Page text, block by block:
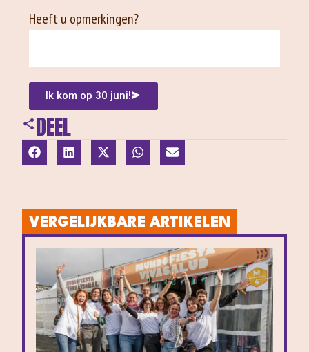
Heeft u opmerkingen?
Ik kom op 30 juni!
DEEL
VERGELIJKBARE ARTIKELEN